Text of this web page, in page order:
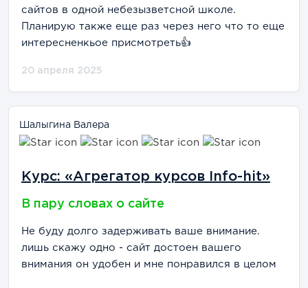
сайтов в одной небезызветсной школе.
Планирую также еще раз через него что то еще
интересненкьое присмотреть👍
20 апреля 2025
Шалыгина Валера
Курс: «Агрегатор курсов Info-hit»
В пару словах о сайте
Не буду долго задерживать ваше внимание.
лишь скажу одно - сайт достоен вашего
внимания он удобен и мне понравился в целом